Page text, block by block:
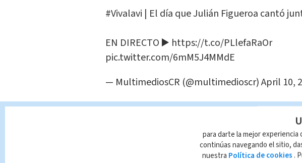
#Vivalavi | El día que Julián Figueroa cantó
EN DIRECTO ▶️ https://t.co/PLlefaRaOr
pic.twitter.com/6mM5J4MMdE
— MultimediosCR (@multimedioscr)April 10,
¿Cuándo se confirmó la
para darte la mejor
continúas navegando el sitio,
nuestra Política de cookies .